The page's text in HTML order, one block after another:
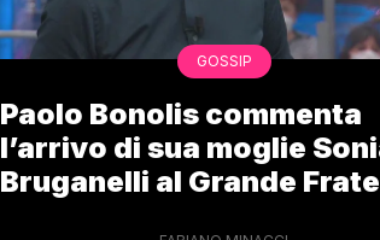
GOSSIP
Paolo Bonolis commenta
l’arrivo di sua moglie
Bruganelli al Grande